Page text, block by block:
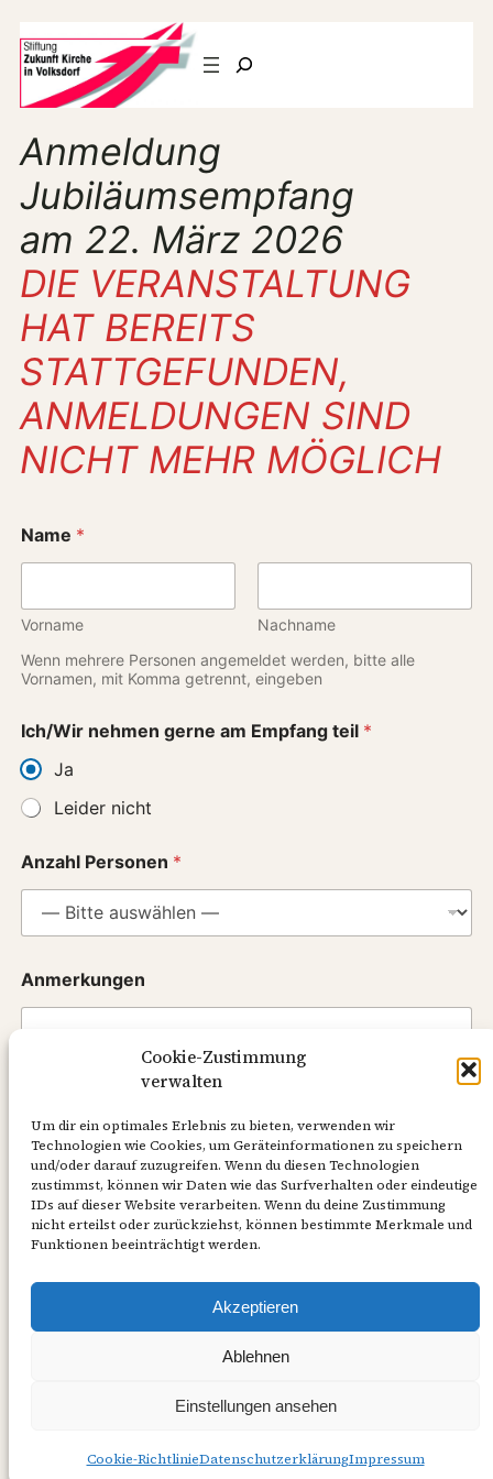
Cookie-Zustimmung
verwalten
Um dir ein optimales Erlebnis zu bieten, verwenden wir
Technologien wie Cookies, um Geräteinformationen zu speichern
und/oder darauf zuzugreifen. Wenn du diesen Technologien
zustimmst, können wir Daten wie das Surfverhalten oder eindeutige
IDs auf dieser Website verarbeiten. Wenn du deine Zustimmung
nicht erteilst oder zurückziehst, können bestimmte Merkmale und
Funktionen beeinträchtigt werden.
Akzeptieren
Ablehnen
Einstellungen ansehen
Cookie-RichtlinieDatenschutzerklärungImpressum
Suchen
Anmeldung
Jubiläumsempfang
am 22. März 2026
DIE VERANSTALTUNG
HAT BEREITS
STATTGEFUNDEN,
ANMELDUNGEN SIND
NICHT MEHR MÖGLICH
Name *
Vorname
Nachname
Wenn mehrere Personen angemeldet werden, bitte alle
Vornamen, mit Komma getrennt, eingeben
Ich/Wir nehmen gerne am Empfang teil *
Ja
Leider nicht
Anzahl Personen *
Anmerkungen
Senden
A